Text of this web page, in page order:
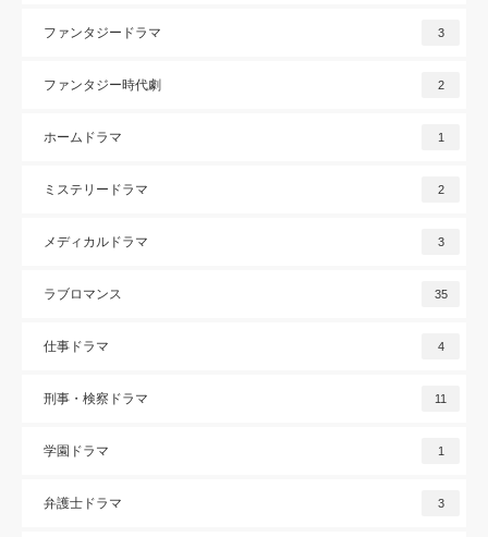
ファンタジードラマ 3
ファンタジー時代劇 2
ホームドラマ 1
ミステリードラマ 2
メディカルドラマ 3
ラブロマンス 35
仕事ドラマ 4
刑事・検察ドラマ 11
学園ドラマ 1
弁護士ドラマ 3